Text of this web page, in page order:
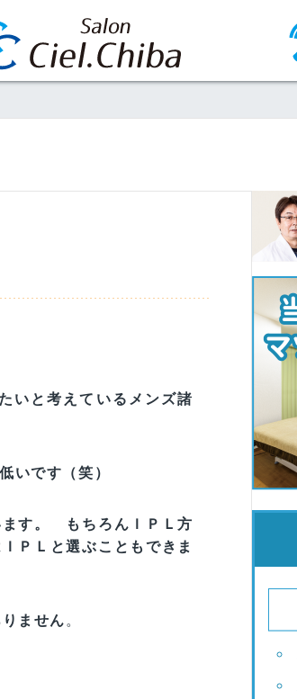
いと考えているメンズ諸
いです（笑）
ます。 もちろんＩＰＬ方
ＰＬと選ぶこともできま
ません 。